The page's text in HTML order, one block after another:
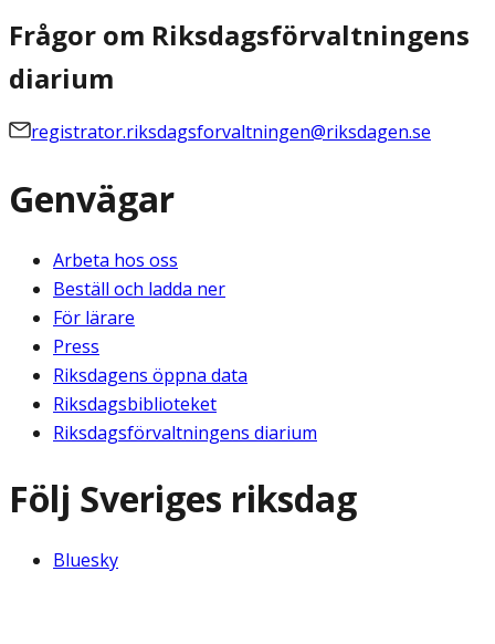
Frågor om Riksdagsförvaltningens
diarium
registrator.riksdagsforvaltningen@riksdagen.se
Genvägar
Arbeta hos oss
Beställ och ladda ner
För lärare
Press
Riksdagens öppna data
Riksdagsbiblioteket
Riksdagsförvaltningens diarium
Följ Sveriges riksdag
Bluesky